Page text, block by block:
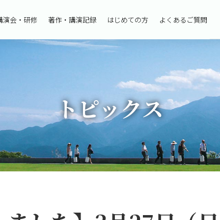
演会・研修 著作・講演記録 はじめての方 よくあるご質問
トピックス